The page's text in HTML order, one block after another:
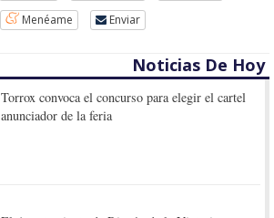
Menéame
Enviar
Noticias De Hoy
Torrox convoca el concurso para elegir el cartel
anunciador de la feria